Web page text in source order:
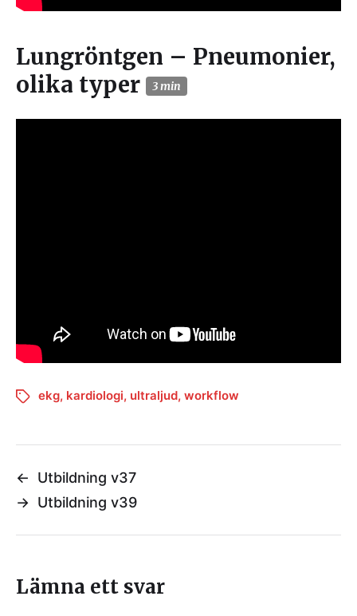
Lungröntgen – Pneumonier,
olika typer
3 min
ekg, kardiologi, ultraljud, workflow
←
Utbildning v37
→ Utbildning v39
Lämna ett svar